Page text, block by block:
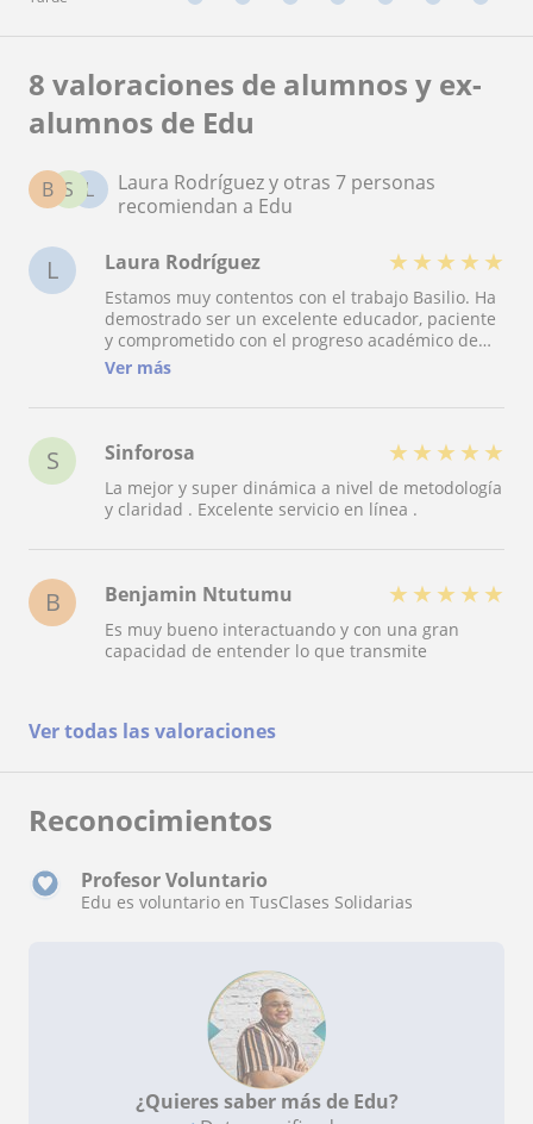
8 valoraciones de alumnos y ex-
alumnos de Edu
L
S
B
Laura Rodríguez y otras 7 personas
recomiendan a Edu
L Laura Rodríguez ★ ★ ★ ★ ★
Estamos muy contentos con el trabajo Basilio. Ha
demostrado ser un excelente educador, paciente
y comprometido con el progreso académico de
nuestro hijo. Sus clases son claras, amenas y
ha permitido ver mejoras significativas en el
también nos han resaltado el gran avance de
nuestro hijo desde que le apoya Basilio. Lo
recomendamos sin duda alguna, no se
arrepentirán.
Ver más
S Sinforosa ★ ★ ★ ★ ★
La mejor y super dinámica a nivel de metodología
y claridad . Excelente servicio en línea .
B Benjamin Ntutumu ★ ★ ★ ★ ★
Es muy bueno interactuando y con una gran
capacidad de entender lo que transmite
Ver todas las valoraciones
Reconocimientos
Profesor Voluntario
Edu es voluntario en TusClases Solidarias
¿Quieres saber más de Edu?